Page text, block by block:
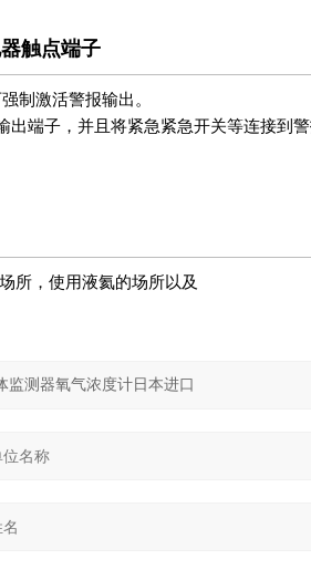
触点端子
制激活警报输出。
出端子，并且将紧急紧急开关等连接到
所，使用液氦的场所以及